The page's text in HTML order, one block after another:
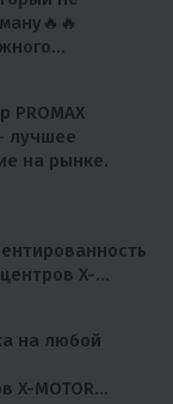
Rebel
PROMAX
лучшее
на рынке.
X-
на любой
X-MOTORS